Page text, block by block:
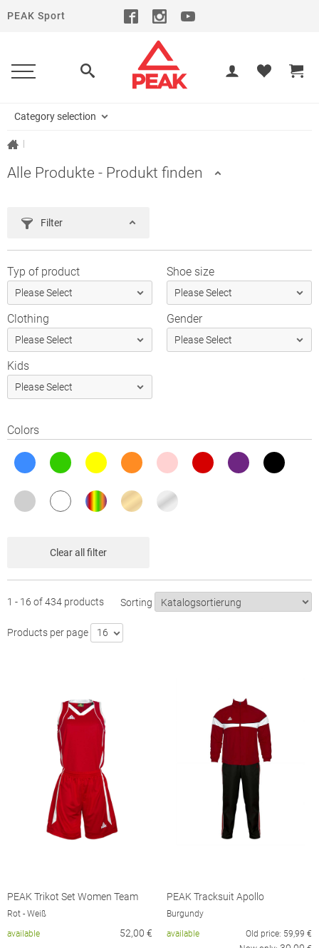
PEAK Sport
Category selection
Alle Produkte - Produkt finden
Filter
Typ of product Shoe size
Clothing Gender
Kids
Colors
Blau Grün Gelb Orange Rosa
Clear all filter
1 - 16 of 434 products Sorting
Products per page 16
PEAK Trikot Set Women Team
Rot - Weiß
available
52,00 €
PEAK Tracksuit Apollo
Burgundy
available
Old price: 59,99 €